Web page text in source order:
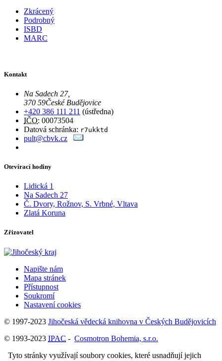
Zkrácený
Podrobný
ISBD
MARC
Kontakt
Na Sadech 27,
370 59České Budějovice
+420 386 111 211 (ústředna)
IČO: 00073504
Datová schránka: r7ukktd
pult@cbvk.cz
Otevírací hodiny
Lidická 1
Na Sadech 27
Č. Dvory, Rožnov, S. Vrbné, Vltava
Zlatá Koruna
Zřizovatel
Napište nám
Mapa stránek
Přístupnost
Soukromí
Nastavení cookies
© 1997-2023 Jihočeská vědecká knihovna v Českých Budějovicích
© 1993-2023 IPAC - Cosmotron Bohemia, s.r.o.
Tyto stránky využívají soubory cookies, které usnadňují jejich